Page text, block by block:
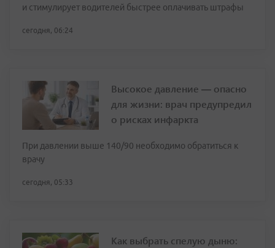
и стимулирует водителей быстрее оплачивать штрафы
сегодня, 06:24
Высокое давление — опасно
для жизни: врач предупредил
о рисках инфаркта
При давлении выше 140/90 необходимо обратиться к
врачу
сегодня, 05:33
Как выбрать спелую дыню: